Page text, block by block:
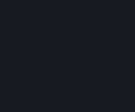
（12）利用平台漏洞或其他不当手段谋
（13）在未经完美世界许可的情况下
和服务的交易，为上述交易提供协助
（15）进行其他对平台造成不利影响
（16）提供虚假的注册信息（包括但